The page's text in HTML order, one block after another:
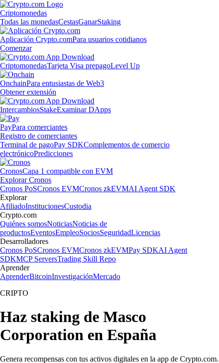
Criptomonedas
Todas las monedasCestasGanarStaking
Aplicación Crypto.comPara usuarios cotidianos
Comenzar
CriptomonedasTarjeta Visa prepagoLevel Up
OnchainPara entusiastas de Web3
Obtener extensión
IntercambiosStakeExaminar DApps
PayPara comerciantes
Registro de comerciantes
Terminal de pagoPay SDKComplementos de comercio
electrónicoPredicciones
CronosCapa 1 compatible con EVM
Explorar Cronos
Cronos PoSCronos EVMCronos zkEVMAI Agent SDK
Explorar
AfiliadoInstitucionesCustodia
Crypto.com
Quiénes somosNoticiasNoticias de
productosEventosEmpleoSociosSeguridadLicencias
Desarrolladores
Cronos PoSCronos EVMCronos zkEVMPay SDKAI Agent
SDKMCP ServersTrading Skill Repo
Aprender
AprenderBitcoinInvestigaciónMercado
CRIPTO
Haz staking de Masco
Corporation en España
Genera recompensas con tus activos digitales en la app de Crypto.com.